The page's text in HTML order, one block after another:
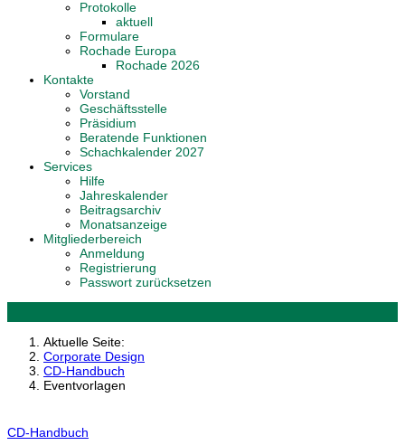
Protokolle
aktuell
Formulare
Rochade Europa
Rochade 2026
Kontakte
Vorstand
Geschäftsstelle
Präsidium
Beratende Funktionen
Schachkalender 2027
Services
Hilfe
Jahreskalender
Beitragsarchiv
Monatsanzeige
Mitgliederbereich
Anmeldung
Registrierung
Passwort zurücksetzen
Aktuelle Seite:
Corporate Design
CD-Handbuch
Eventvorlagen
CD-Handbuch